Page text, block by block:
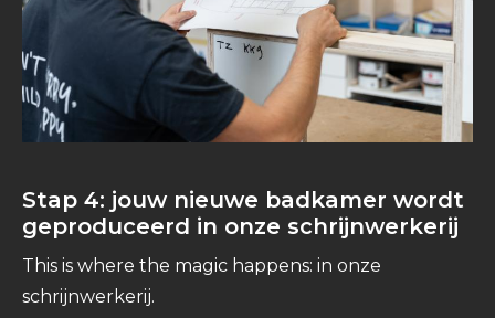
Stap 4: jouw nieuwe badkamer wordt
geproduceerd in onze schrijnwerkerij
This is where the magic happens: in onze
schrijnwerkerij.